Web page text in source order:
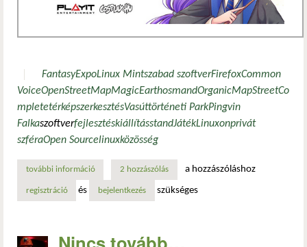
FantasyExpoLinux Mintszabad szoftverFirefoxCommon
VoiceOpenStreetMapMagicEarthosmandOrganicMapStreetCo
mpletetérképszerkesztésVasúttörténeti ParkPingvin
FalkaszoftverfejlesztéskiállításstandJátékLinuxonprivát
szféraOpen Sourcelinuxközösség
további információfantáziadús vasárnapunk lesz tartalommal kapcsolatosan
2 hozzászólás a hozzászóláshoz
regisztráció és bejelentkezés szükséges